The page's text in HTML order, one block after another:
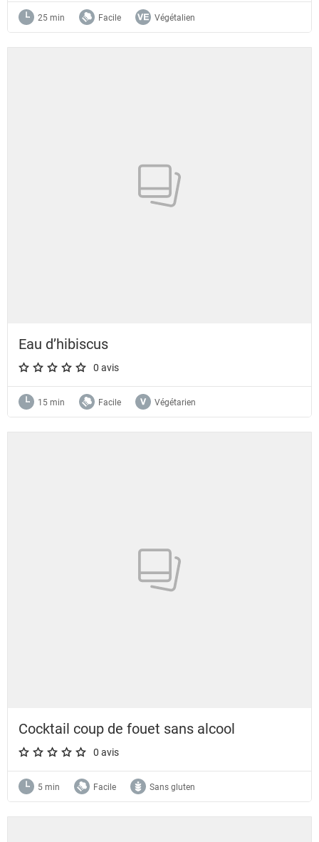
25 min Facile Végétalien
Eau d’hibiscus
A star rating of 0 out of 5.
0 avis
15 min Facile Végétarien
Cocktail coup de fouet sans alcool
A star rating of 0 out of 5.
0 avis
5 min Facile Sans gluten